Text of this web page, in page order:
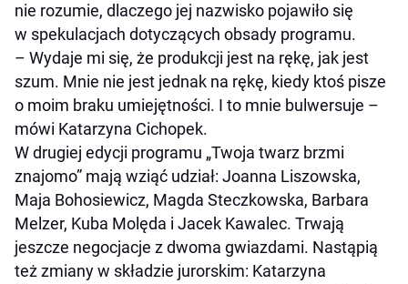
nie rozumie, dlaczego jej nazwisko pojawiło się
w spekulacjach dotyczących obsady programu.
– Wydaje mi się, że produkcji jest na rękę, jak jest
szum. Mnie nie jest jednak na rękę, kiedy ktoś pisze
o moim braku umiejętności. I to mnie bulwersuje –
mówi Katarzyna Cichopek.
W drugiej edycji programu „Twoja twarz brzmi
znajomo” mają wziąć udział: Joanna Liszowska,
Maja Bohosiewicz, Magda Steczkowska, Barbara
Melzer, Kuba Molęda i Jacek Kawalec. Trwają
jeszcze negocjacje z dwoma gwiazdami. Nastąpią
też zmiany w składzie jurorskim: Katarzyna